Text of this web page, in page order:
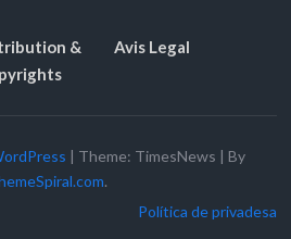
&
Avis Legal
| Theme: TimesNews | By
.
Política de privadesa